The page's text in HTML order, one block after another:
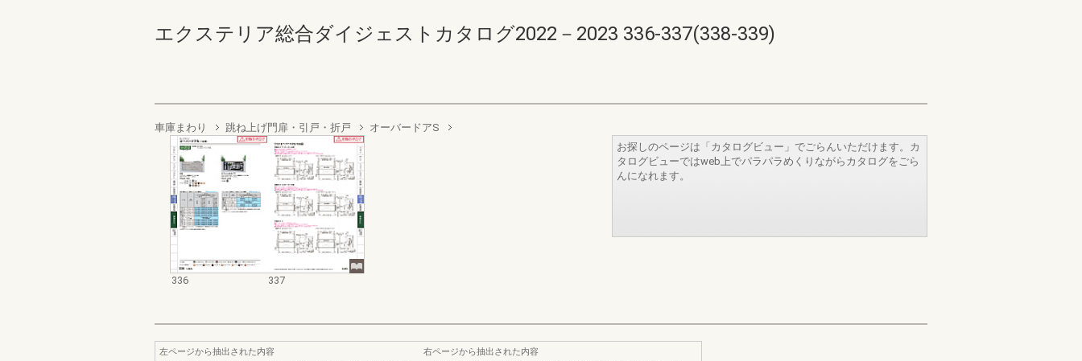
エクステリア総合ダイジェストカタログ2022－2023 336-337(338-339)
車庫まわり 跳ね上げ門扉・引戸・折戸 オーバードアS
336 337
お探しのページは「カタログビュー」でごらんいただけます。カ
タログビューではweb上でパラパラめくりながらカタログをごら
んになれます。
左ページから抽出された内容
右ページから抽出された内容